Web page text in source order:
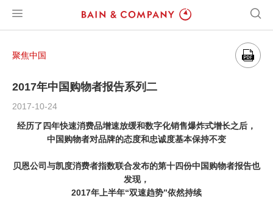
聚焦中国
2017年中国购物者报告系列二
2017-10-24
经历了四年快速消费品增速放缓和数字化销售爆炸式增长之后，
中国购物者对品牌的态度和忠诚度基本保持不变
贝恩公司与凯度消费者指数联合发布的第十四份中国购物者报告也
发现，
2017年上半年“双速趋势”依然持续